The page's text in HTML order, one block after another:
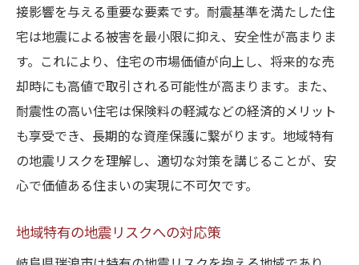
接影響を与える重要な要素です。耐震基準を満たした住
宅は地震による被害を最小限に抑え、安全性が高まりま
す。これにより、住宅の市場価値が向上し、将来的な売
却時にも高値で取引される可能性が高まります。また、
耐震性の高い住宅は保険料の軽減などの経済的メリット
も享受でき、長期的な資産保護に繋がります。地域特有
の地震リスクを理解し、適切な対策を講じることが、安
心で価値ある住まいの実現に不可欠です。
地域特有の地震リスクへの対応策